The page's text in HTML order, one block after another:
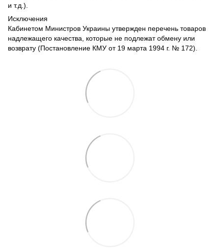
и т.д.).
Исключения
Кабинетом Министров Украины утвержден перечень товаров
надлежащего качества, которые не подлежат обмену или
возврату (Постановление КМУ от 19 марта 1994 г. № 172).